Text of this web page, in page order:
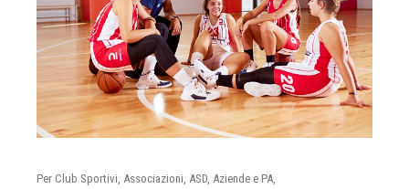
Per Club Sportivi, Associazioni, ASD, Aziende e PA,